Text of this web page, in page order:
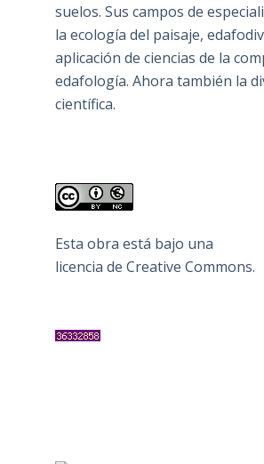
suelos. Sus campos de
la ecología del paisaje,
aplicación de ciencias de la
edafología. Ahora también la
científica.
Esta obra está bajo una
licencia de Creative Commons.